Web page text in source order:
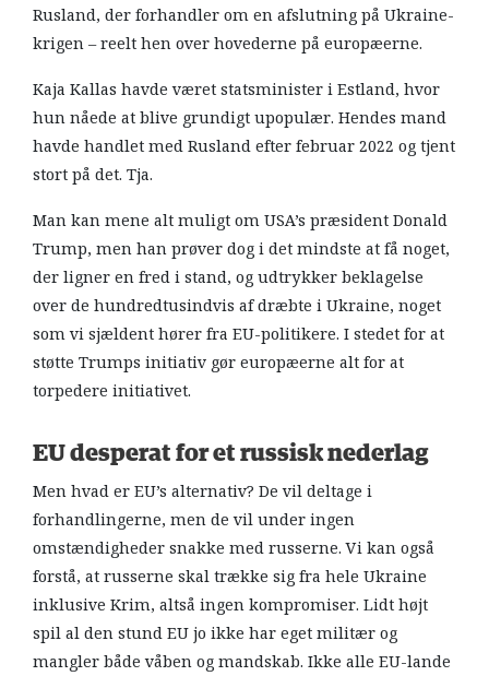
Rusland, der forhandler om en afslutning på Ukraine-
krigen – reelt hen over hovederne på europæerne.
Kaja Kallas havde været statsminister i Estland, hvor
hun nåede at blive grundigt upopulær. Hendes mand
havde handlet med Rusland efter februar 2022 og tjent
stort på det. Tja.
Man kan mene alt muligt om USA’s præsident Donald
Trump, men han prøver dog i det mindste at få noget,
der ligner en fred i stand, og udtrykker beklagelse
over de hundredtusindvis af dræbte i Ukraine, noget
som vi sjældent hører fra EU-politikere. I stedet for at
støtte Trumps initiativ gør europæerne alt for at
torpedere initiativet.
EU desperat for et russisk nederlag
Men hvad er EU’s alternativ? De vil deltage i
forhandlingerne, men de vil under ingen
omstændigheder snakke med russerne. Vi kan også
forstå, at russerne skal trække sig fra hele Ukraine
inklusive Krim, altså ingen kompromiser. Lidt højt
spil al den stund EU jo ikke har eget militær og
mangler både våben og mandskab. Ikke alle EU-lande